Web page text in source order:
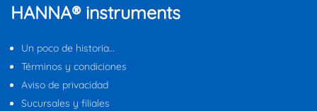
HANNA® instruments
Un poco de historia…
Términos y condiciones
Aviso de privacidad
Sucursales y filiales